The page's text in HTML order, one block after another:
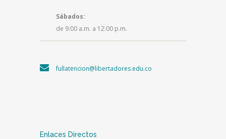
Sábados:
de 9:00 a.m. a 12:00 p.m.
fullatencion@libertadores.edu.co
Enlaces Directos